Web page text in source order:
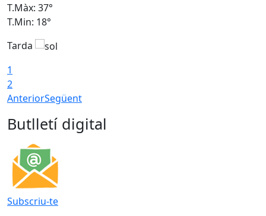
T.Màx: 37°
T.Min: 18°
Tarda
1
2
AnteriorSegüent
Butlletí digital
Subscriu-te